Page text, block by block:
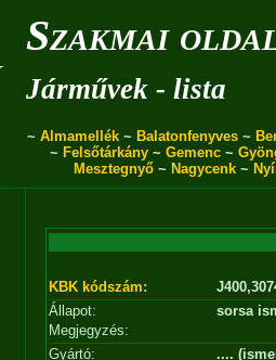
Szakmai
Járművek - lista
~ Almamellék~ Balatonfenyves~
~ Felsőtárkány ~ Gemenc ~
Mesztegnyő~ Nagycenk~
KBK kódszám:
Állapot:
sorsa
Megjegyzés:
Gyártó:
....